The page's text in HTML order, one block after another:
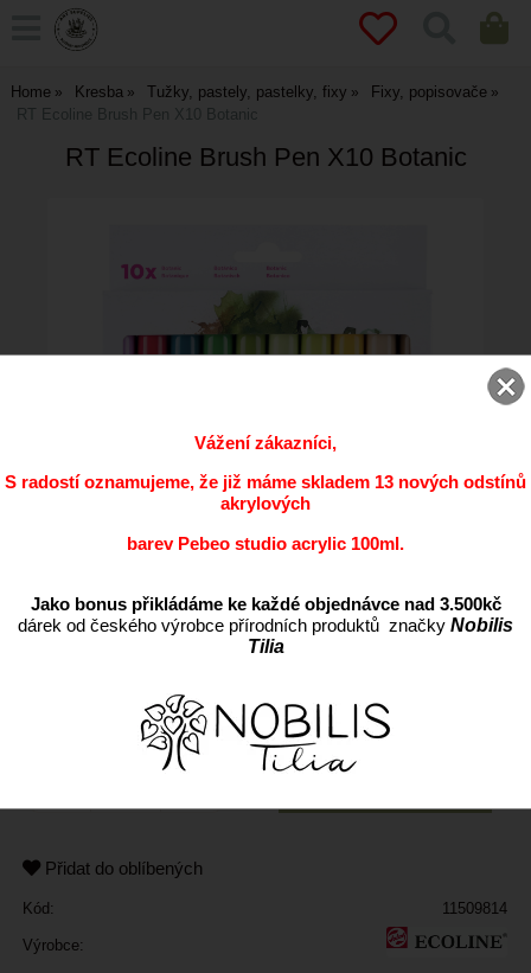
Home Kresba Tužky, pastely, pastelky, fixy
Fixy, popisovače
RT Ecoline Brush Pen X10 Botanic
RT Ecoline Brush Pen X10 Botanic
Přidat do oblíbených
Kód: 11509814
Výrobce:
Vážení zákazníci,
S radostí oznamujeme, že již máme skladem 13 nových odstínů
akrylových
barev Pebeo studio acrylic 100ml.
Jako bonus přikládáme ke každé objednávce nad 3.500kč
dárek od českého výrobce přírodních produktů značky Nobilis
Tilia